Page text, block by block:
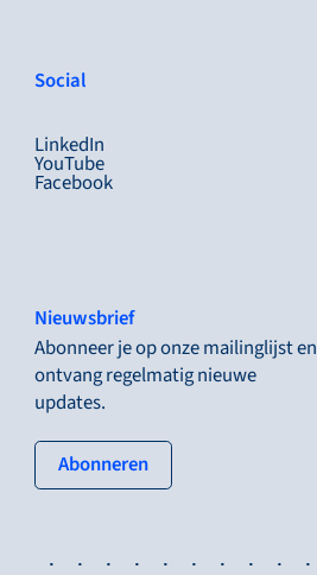
Social
LinkedIn
YouTube
Facebook
Nieuwsbrief
Abonneer je op onze mailinglijst en
ontvang regelmatig nieuwe
updates.
Abonneren: tertiary button